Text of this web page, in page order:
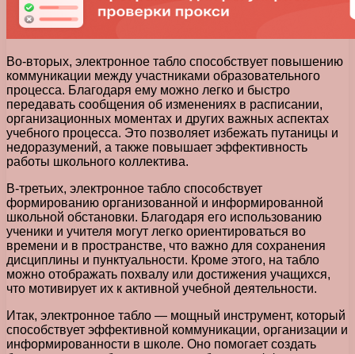
Во-вторых, электронное табло способствует повышению
коммуникации между участниками образовательного
процесса. Благодаря ему можно легко и быстро
передавать сообщения об изменениях в расписании,
организационных моментах и других важных аспектах
учебного процесса. Это позволяет избежать путаницы и
недоразумений, а также повышает эффективность
работы школьного коллектива.
В-третьих, электронное табло способствует
формированию организованной и информированной
школьной обстановки. Благодаря его использованию
ученики и учителя могут легко ориентироваться во
времени и в пространстве, что важно для сохранения
дисциплины и пунктуальности. Кроме этого, на табло
можно отображать похвалу или достижения учащихся,
что мотивирует их к активной учебной деятельности.
Итак, электронное табло — мощный инструмент, который
способствует эффективной коммуникации, организации и
информированности в школе. Оно помогает создать